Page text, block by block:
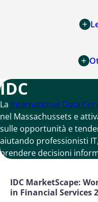
IDC
La International Data
nel Massachussets e
sulle opportunità e
aiutando professionisti
prendere decisioni
IDC MarketScape:
in Financial Services